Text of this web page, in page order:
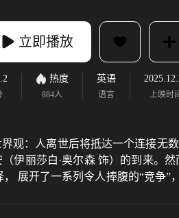
立即播放
热度
884人
英语
语言 上映时
观：人离世后将抵达一个连接无
伊丽莎白·奥尔森 饰）的到来
展开了一系列令人捧腹的“竞争